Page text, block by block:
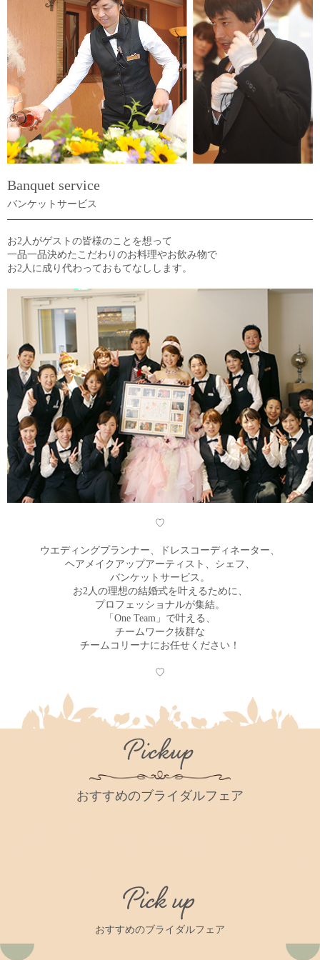
Banquet service
バンケットサービス
お2人がゲストの皆様のことを想って
一品一品決めたこだわりのお料理やお飲み物で
お2人に成り代わっておもてなしします。
♡
ウエディングプランナー、ドレスコーディネーター、
ヘアメイクアップアーティスト、シェフ、
バンケットサービス。
お2人の理想の結婚式を叶えるために、
プロフェッショナルが集結。
「One Team」で叶える、
チームワーク抜群な
チームコリーナにお任せください！
♡
Pickup
おすすめのブライダルフェア
Pick up
おすすめのブライダルフェア